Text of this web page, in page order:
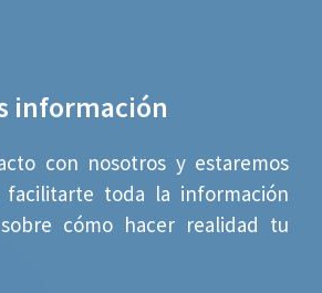
información
con nosotros y estaremos
facilitarte toda la información
cómo hacer realidad tu